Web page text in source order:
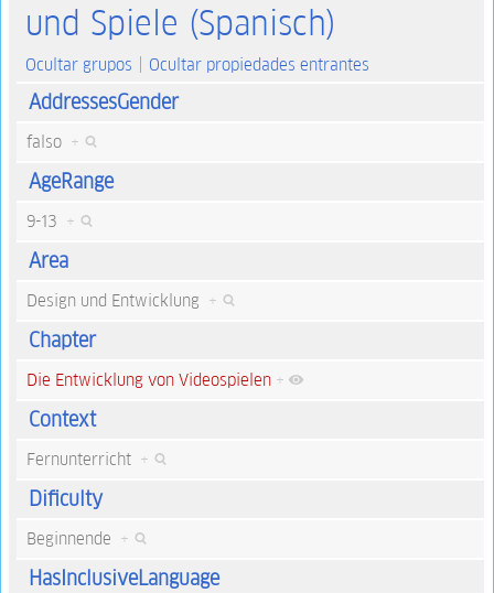
und Spiele (Spanisch)
Ocultar grupos Ocultar propiedades entrantes
AddressesGender
falso +
AgeRange
9-13 +
Area
Design und Entwicklung +
Chapter
Die Entwicklung von Videospielen +
Context
Fernunterricht +
Dificulty
Beginnende +
HasInclusiveLanguage